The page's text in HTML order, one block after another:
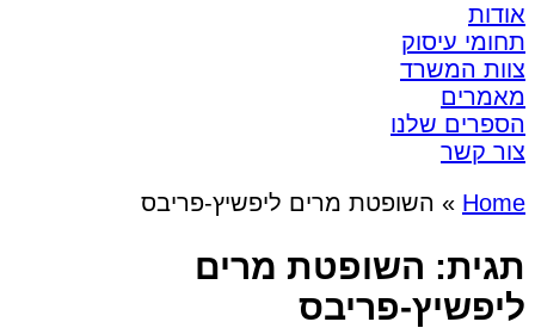
אודות
תחומי עיסוק
צוות המשרד
מאמרים
הספרים שלנו
צור קשר
Home
» השופטת מרים ליפשיץ-פריבס
תגית: השופטת מרים
ליפשיץ-פריבס